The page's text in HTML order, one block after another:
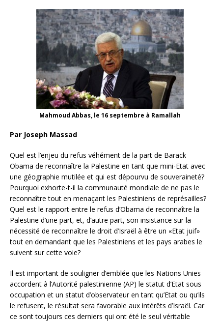
Mahmoud Abbas, le 16 septembre à Ramallah
Par Joseph Massad
Quel est l’enjeu du refus véhément de la part de Barack
Obama de reconnaître la Palestine en tant que mini-Etat avec
une géographie mutilée et qui est dépourvu de souveraineté?
Pourquoi exhorte-t-il la communauté mondiale de ne pas le
reconnaître tout en menaçant les Palestiniens de représailles?
Quel est le rapport entre le refus d’Obama de reconnaître la
Palestine d’une part, et, d’autre part, son insistance sur la
nécessité de reconnaître le droit d’Israël à être un «Etat juif»
tout en demandant que les Palestiniens et les pays arabes le
suivent sur cette voie?
Il est important de souligner d’emblée que les Nations Unies
accordent à l’Autorité palestinienne (AP) le statut d’Etat sous
occupation et un statut d’observateur en tant qu’Etat ou qu’ils
le refusent, le résultat sera favorable aux intérêts d’Israël. Car
ce sont toujours ces derniers qui ont été le seul véritable